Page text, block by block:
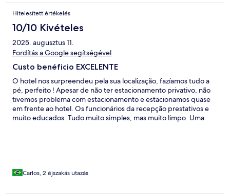
Hitelesített értékelés
10/10 Kivételes
2025. augusztus 11.
Fordítás a Google segítségével
Custo benéficio EXCELENTE
O hotel nos surpreendeu pela sua localização, fazíamos tudo a
pé, perfeito ! Apesar de não ter estacionamento privativo, não
tivemos problema com estacionamento e estacionamos quase
em frente ao hotel. Os funcionários da recepção prestativos e
muito educados. Tudo muito simples, mas muito limpo. Uma
Carlos, 2 éjszakás utazás